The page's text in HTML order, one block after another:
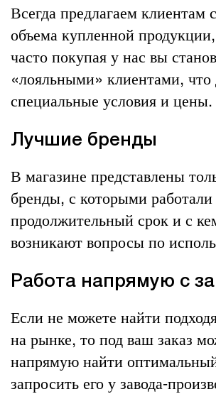
Всегда предлагаем клиентам
объема купленной
часто покупая у нас вы
«лояльными» клиентами, что
специальные условия и цены.
Лучшие бренды
В магазине представлены
бренды, с которыми работали
продолжительный срок и с
возникают вопросы по
Работа напрямую с
Если не можете найти
на рынке, то под ваш заказ
напрямую найти
запросить его у завода-